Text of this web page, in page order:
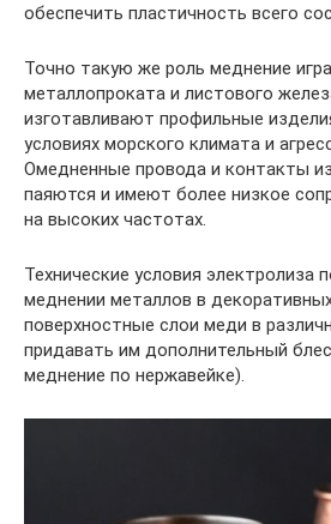
обеспечить пластичность всего
Точно такую же роль меднение
металлопроката и листового
изготавливают профильные
условиях морского климата и
Омедненные провода и контакты
паяются и имеют более низкое
на высоких частотах.
Технические условия электролиза
меднении металлов в
поверхностные слои меди в
придавать им дополнительный
меднение по нержавейке).